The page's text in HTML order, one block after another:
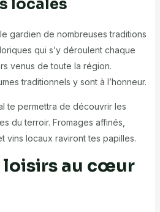
locales
gardien de nombreuses traditions
qui s’y déroulent chaque
venus de toute la région.
traditionnels y sont à l’honneur.
te permettra de découvrir les
du terroir. Fromages affinés,
vins locaux raviront tes papilles.
au cœur